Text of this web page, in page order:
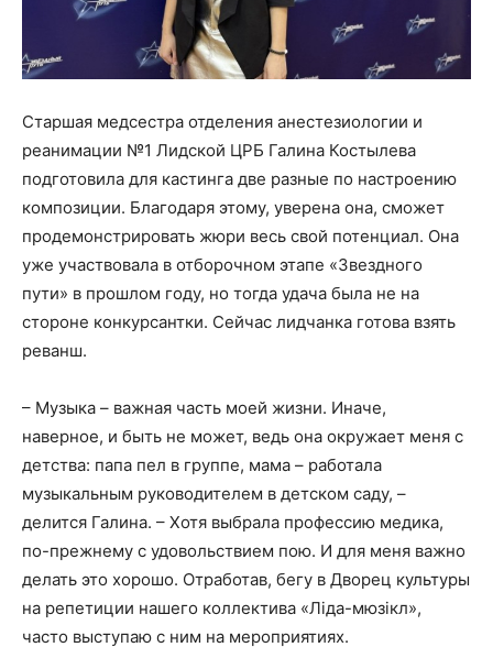
Старшая медсестра отделения анестезиологии и
реанимации №1 Лидской ЦРБ Галина Костылева
подготовила для кастинга две разные по настроению
композиции. Благодаря этому, уверена она, сможет
продемонстрировать жюри весь свой потенциал. Она
уже участвовала в отборочном этапе «Звездного
пути» в прошлом году, но тогда удача была не на
стороне конкурсантки. Сейчас лидчанка готова взять
реванш.
– Музыка – важная часть моей жизни. Иначе,
наверное, и быть не может, ведь она окружает меня с
детства: папа пел в группе, мама – работала
музыкальным руководителем в детском саду, –
делится Галина. – Хотя выбрала профессию медика,
по-прежнему с удовольствием пою. И для меня важно
делать это хорошо. Отработав, бегу в Дворец культуры
на репетиции нашего коллектива «Ліда-мюзікл»,
часто выступаю с ним на мероприятиях.